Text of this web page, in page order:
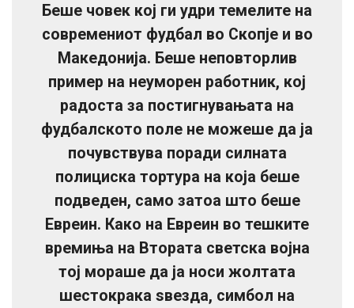
Беше човек кој ги удри темелите на
современиот фудбал во Скопје и во
Македонија. Беше неповторлив
пример на неуморен работник, кој
радоста за постигнувањата на
фудбалското поле не можеше да ја
почувствува поради силната
полициска тортура на која беше
подведен, само затоа што беше
Евреин. Како на Евреин во тешките
времиња на Втората светска војна
тој мораше да ја носи жолтата
шестокрака ѕвезда, симбол на